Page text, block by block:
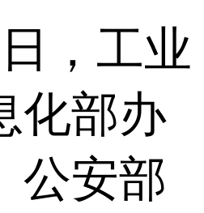
，工业
化部办
公安部